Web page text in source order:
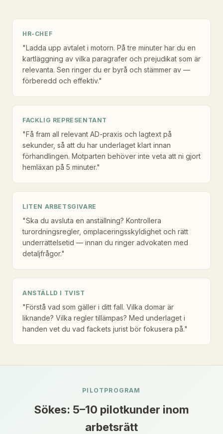
HR-CHEF
"Ladda upp avtalet i motorn. På tre minuter har du en
kartläggning av vilka paragrafer och prejudikat som är
relevanta. Sen ringer du er byrå och stämmer av —
förberedd och effektiv."
FACKLIG REPRESENTANT
"Få fram all relevant AD-praxis och lagtext på
sekunder, så att du har underlaget klart innan
förhandlingen. Motparten behöver inte veta att ni gjort
hemläxan på 5 minuter."
LITEN ARBETSGIVARE
"Ska du avsluta en anställning? Kontrollera
turordningsregler, omplaceringsskyldighet och rätt
underrättelsetid — innan du ringer advokaten med
detaljfrågor."
ANSTÄLLD I TVIST
"Förstå vad som gäller i ditt fall. Vilka domar är
liknande? Vilka regler tillämpas? Med underlaget i
handen vet du vad fackets jurist bör fokusera på."
PILOTPROGRAM
Sökes: 5–10 pilotkunder inom
arbetsrätt